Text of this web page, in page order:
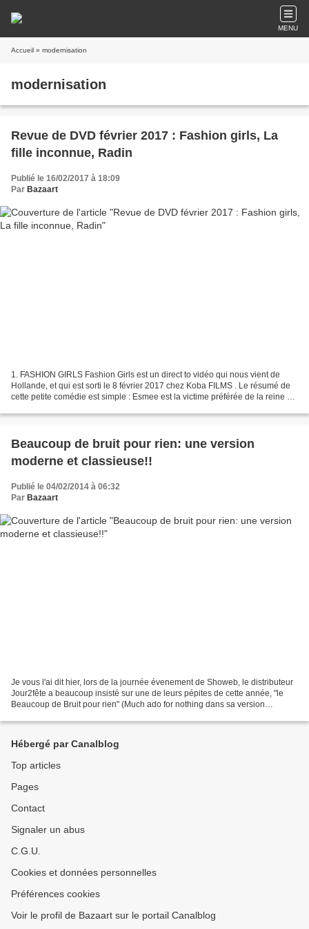
MENU
Accueil » modernisation
modernisation
Revue de DVD février 2017 : Fashion girls, La
fille inconnue, Radin
Publié le 16/02/2017 à 18:09
Par Bazaart
1. FASHION GIRLS Fashion Girls est un direct to vidéo qui nous vient de
Hollande, et qui est sorti le 8 février 2017 chez Koba FILMS . Le résumé de
cette petite comédie est simple : Esmee est la victime préférée de la reine du
Beaucoup de bruit pour rien: une version
moderne et classieuse!!
Publié le 04/02/2014 à 06:32
Par Bazaart
Je vous l'ai dit hier, lors de la journée évenement de Showeb, le distributeur
Jour2fête a beaucoup insisté sur une de leurs pépites de cette année, "le
Beaucoup de Bruit pour rien" (Much ado for nothing dans sa version
Hébergé par Canalblog
Top articles
Pages
Contact
Signaler un abus
C.G.U.
Cookies et données personnelles
Préférences cookies
Voir le profil de Bazaart sur le portail Canalblog